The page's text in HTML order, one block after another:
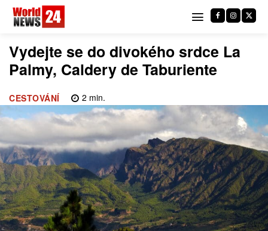
Vydejte se do divokého srdce La
Palmy, Caldery de Taburiente
CESTOVÁNÍ 2 min.